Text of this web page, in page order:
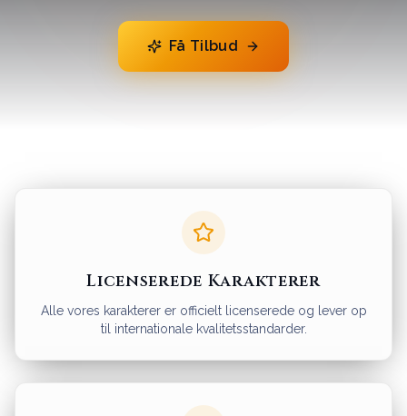
Få Tilbud
Licenserede Karakterer
Alle vores karakterer er officielt licenserede og lever op
til internationale kvalitetsstandarder.